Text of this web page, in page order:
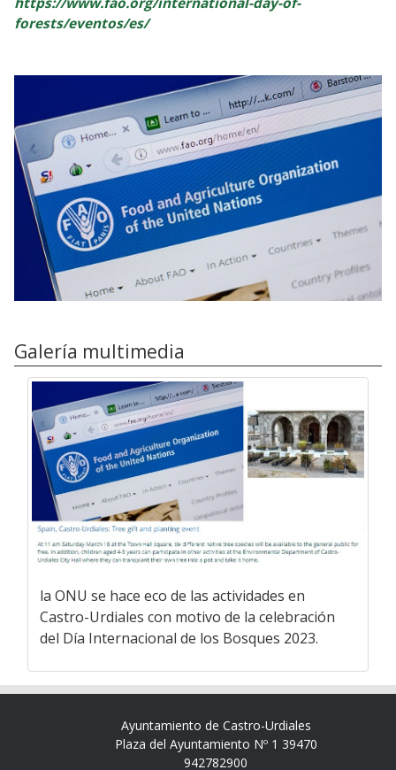
forests/eventos/es/
Galería multimedia
la ONU se hace eco de las actividades en
Castro-Urdiales con motivo de la celebración
del Día Internacional de los Bosques 2023.
Ayuntamiento de Castro-Urdiales
Plaza del Ayuntamiento Nº 1 39470
942782900